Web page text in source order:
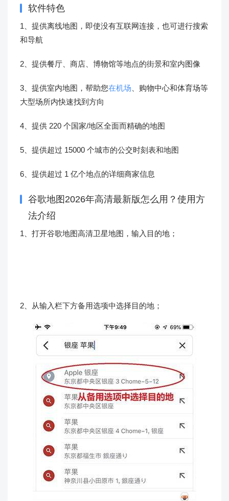
软件特色
1、提供离线地图，即使没有互联网连接，也可进行搜索
和导航
2、提供餐厅、商店、博物馆等地点的街景和室内图像
3、提供室内地图，帮助您在机场 、购物中心和体育场等
大型场所内快速找到方向
4、提供 220 个国家/地区全面而精确的地图
5、提供超过 15000 个城市的公交时刻表和地图
6、提供超过 1 亿个地点的详细商家信息
谷歌地图2026年高清最新版怎么用？使用方
法介绍
1、打开谷歌地图高清卫星地图，输入目的地；
2、从输入栏下方备用选项中选择目的地；